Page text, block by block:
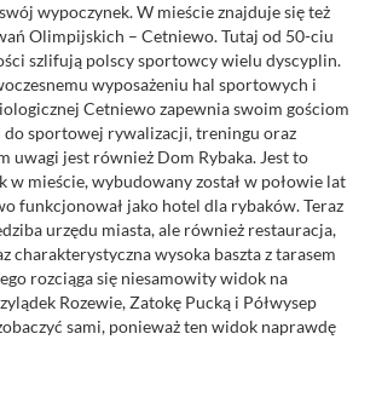
wypoczynek. W mieście znajduje się też
Olimpijskich – Cetniewo. Tutaj od 50-ciu
szlifują polscy sportowcy wielu dyscyplin.
wyposażeniu hal sportowych i
Cetniewo zapewnia swoim gościom
sportowej rywalizacji, treningu oraz
uwagi jest również Dom Rybaka. Jest to
w mieście, wybudowany został w połowie lat
funkcjonował jako hotel dla rybaków. Teraz
urzędu miasta, ale również restauracja,
charakterystyczna wysoka baszta z tarasem
rozciąga się niesamowity widok na
Rozewie, Zatokę Pucką i Półwysep
sami, ponieważ ten widok naprawdę